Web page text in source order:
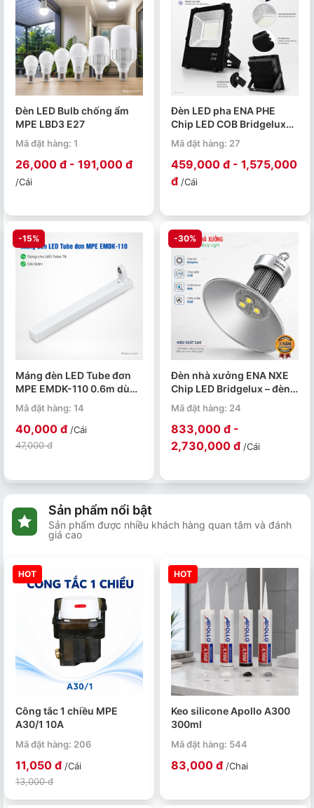
Đèn LED Bulb chống ẩm
MPE LBD3 E27
Mã đặt hàng: 1
26,000 đ - 191,000 đ
/Cái
Đèn LED pha ENA PHE
Chip LED COB Bridgelux
50W 100W 150W 200W
Mã đặt hàng: 27
459,000 đ - 1,575,000
đ /Cái
-15%
Máng đèn LED Tube đơn
MPE EMDK-110 0.6m dùng
cho bóng T8
Mã đặt hàng: 14
40,000 đ /Cái
47,000 đ
-30%
Đèn nhà xưởng ENA NXE
Chip LED Bridgelux – đèn
LED Highbay 50W đến
250W
Mã đặt hàng: 24
833,000 đ -
2,730,000 đ /Cái
Sản phẩm nổi bật
Sản phẩm được nhiều khách hàng quan tâm và đánh
giá cao
HOT
Công tắc 1 chiều MPE
A30/1 10A
Mã đặt hàng: 206
11,050 đ /Cái
13,000 đ
HOT
Keo silicone Apollo A300
300ml
Mã đặt hàng: 544
83,000 đ /Chai